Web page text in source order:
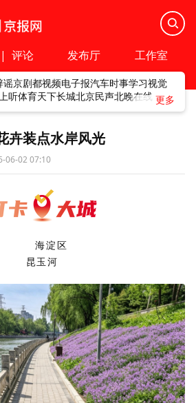
| 评论 发布厅 工作室
谣京剧都视频电子报汽车时事学习视觉
听体育天下长城北京民声北晚在线
卉装点水岸风光
06-02 07:10
海淀区
昆玉河